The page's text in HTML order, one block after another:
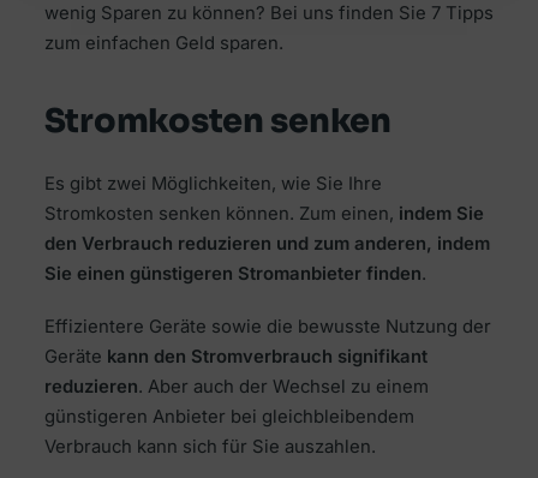
wenig Sparen zu können? Bei uns finden Sie 7 Tipps
zum einfachen Geld sparen.
Stromkosten senken
Es gibt zwei Möglichkeiten, wie Sie Ihre
Stromkosten senken können. Zum einen, indem Sie
den Verbrauch reduzieren und zum anderen, indem
Sie einen günstigeren Stromanbieter finden.
Effizientere Geräte sowie die bewusste Nutzung der
Geräte kann den Stromverbrauch signifikant
reduzieren. Aber auch der Wechsel zu einem
günstigeren Anbieter bei gleichbleibendem
Verbrauch kann sich für Sie auszahlen.